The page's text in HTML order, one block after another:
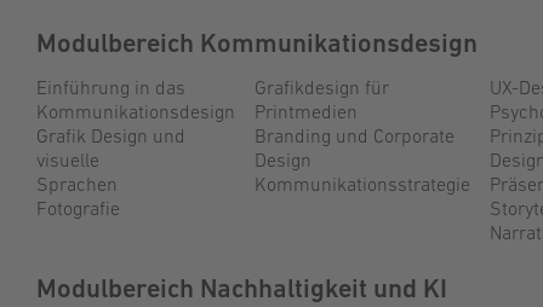
Modulbereich Kommunikationsdesign
Einführung in das
Kommunikationsdesign
Grafik Design und
visuelle
Sprachen
Fotografie
Grafikdesign für
Printmedien
Branding und Corporate
Design
Kommunikationsstrategie
UX-
Modulbereich Nachhaltigkeit und KI